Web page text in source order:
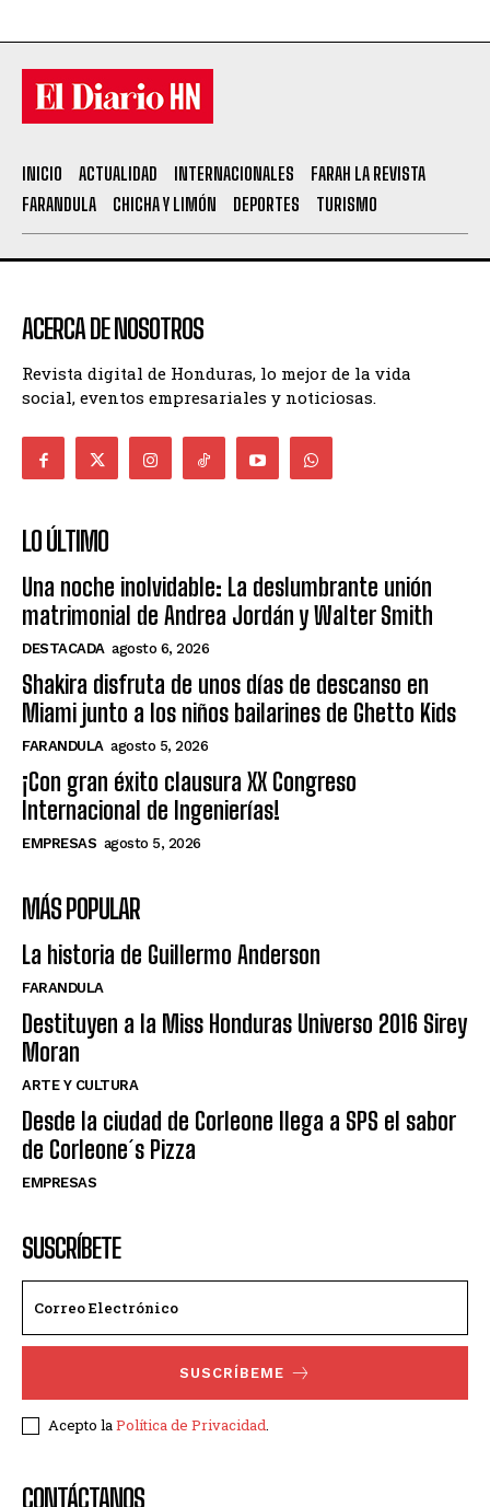
INICIO ACTUALIDAD INTERNACIONALES
FARAH LA REVISTA
FARANDULA
CHICHA Y LIMÓN DEPORTES TURISMO
ACERCA DE NOSOTROS
Revista digital de Honduras, lo mejor de la vida
social, eventos empresariales y noticiosas.
LO ÚLTIMO
Una noche inolvidable: La deslumbrante unión
matrimonial de Andrea Jordán y Walter Smith
DESTACADA agosto 6, 2026
Shakira disfruta de unos días de descanso en
Miami junto a los niños bailarines de Ghetto Kids
FARANDULA agosto 5, 2026
¡Con gran éxito clausura XX Congreso
Internacional de Ingenierías!
EMPRESAS agosto 5, 2026
MÁS POPULAR
La historia de Guillermo Anderson
FARANDULA
Destituyen a la Miss Honduras Universo 2016 Sirey
Moran
ARTE Y CULTURA
Desde la ciudad de Corleone llega a SPS el sabor
de Corleone´s Pizza
EMPRESAS
SUSCRÍBETE
SUSCRÍBEME
Acepto laPolítica de Privacidad.
CONTÁCTANOS